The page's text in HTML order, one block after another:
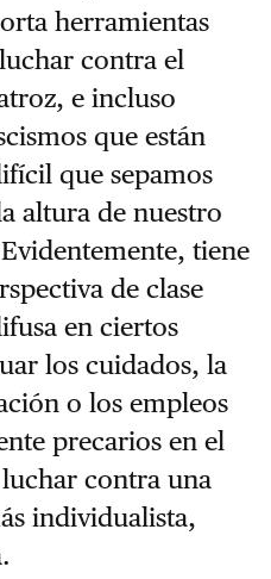
herramientas
contra el
e incluso
que están
que sepamos
altura de nuestro
tiene
de clase
en ciertos
los cuidados, la
o los empleos
precarios en el
contra una
individualista,